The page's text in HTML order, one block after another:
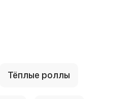
Тёплые роллы